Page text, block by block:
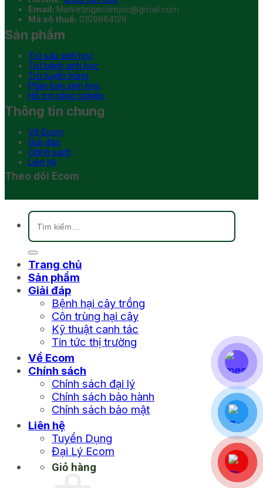
Email: Marketingecomjsc@gmail.com
Mã số thuế: 0109864128
Sản phẩm
Trừ sâu sinh học
Trừ bệnh sinh học
Trừ tuyến trùng
Phân bón sinh học
Hỗ trợ nông nghiệp
Thông tin chung
Về Ecom
Giải đáp
Chính sách
Liên hệ
Theo dõi Ecom
Tìm
kiếm:
Trang chủ
Sản phẩm
Giải đáp
Bệnh hại cây trồng
Côn trùng hại cây
Kỹ thuật canh tác
Tin tức thị trường
Về Ecom
Chính sách
Chính sách đại lý
Chính sách bảo hành
Chính sách bảo mật
Liên hệ
Tuyển Dụng
Đại Lý Ecom
Giỏ hàng